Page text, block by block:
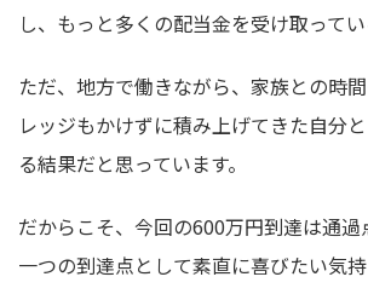
し、もっと多くの配当金を受け取ってい
ただ、地方で働きながら、家族との時
レッジもかけずに積み上げてきた自分
る結果だと思っています。
だからこそ、今回の600万円到達は通過
一つの到達点として素直に喜びたい気持